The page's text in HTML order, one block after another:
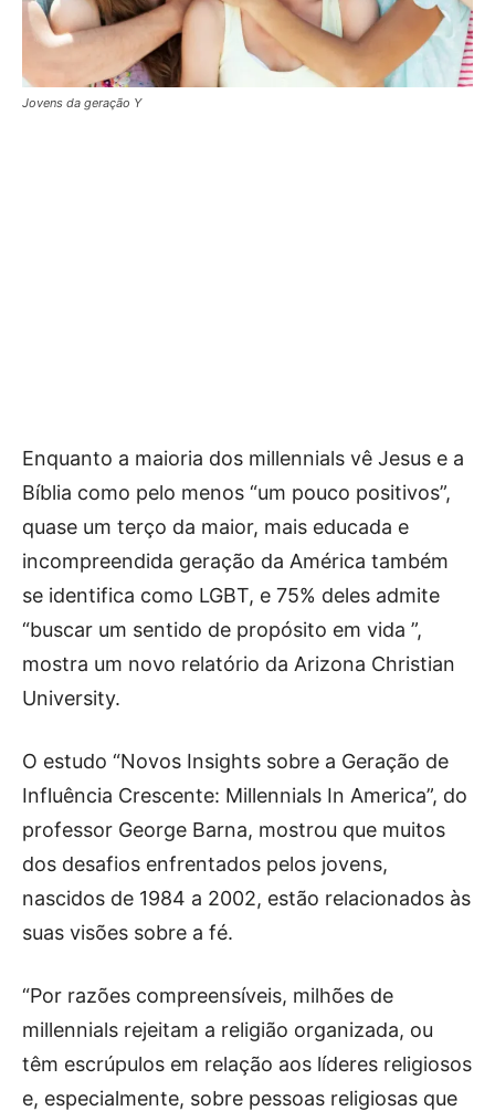
Jovens da geração Y
Enquanto a maioria dos millennials vê Jesus e a
Bíblia como pelo menos “um pouco positivos”,
quase um terço da maior, mais educada e
incompreendida geração da América também
se identifica como LGBT, e 75% deles admite
“buscar um sentido de propósito em vida ”,
mostra um novo relatório da Arizona Christian
University.
O estudo “Novos Insights sobre a Geração de
Influência Crescente: Millennials In America”, do
professor George Barna, mostrou que muitos
dos desafios enfrentados pelos jovens,
nascidos de 1984 a 2002, estão relacionados às
suas visões sobre a fé.
“Por razões compreensíveis, milhões de
millennials rejeitam a religião organizada, ou
têm escrúpulos em relação aos líderes religiosos
e, especialmente, sobre pessoas religiosas que